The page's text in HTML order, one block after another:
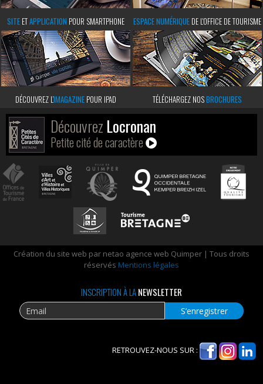
SITE ETAPPLICATION POUR SMARTPHONE ESPACE NUMÉRIQUE DE L'OFFICE DE TOURISME
DÉCOUVREZ L’IMAGAZINE POUR IPAD TÉLÉCHARGEZ NOSBROCHURES
Découvrez Locronan
Petite cité de caractère
Création du site web par netao agence web Quimper | Tous droits
réservés Mentions légales
INSCRIPTION À LANEWSLETTER
RETROUVEZ-NOUS SUR :